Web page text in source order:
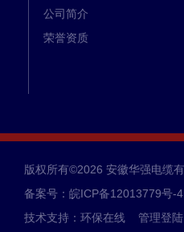
公司简介
荣誉资质
版权所有©2026 安徽华强电缆
备案号：皖ICP备12013779号-4
技术支持： 环保在线 管理登陆